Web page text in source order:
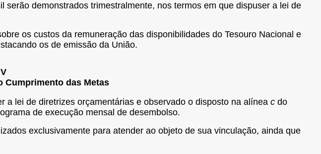
demonstrados trimestralmente, nos termos em que dispuser a lei de
os custos da remuneração das disponibilidades do Tesouro Nacional e
os de emissão da União.
Cumprimento das Metas
lei de diretrizes orçamentárias e observado o disposto na alínea c do
de execução mensal de desembolso.
exclusivamente para atender ao objeto de sua vinculação, ainda que